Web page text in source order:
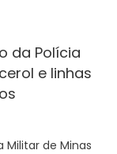
da Polícia
e linhas
Militar de Minas